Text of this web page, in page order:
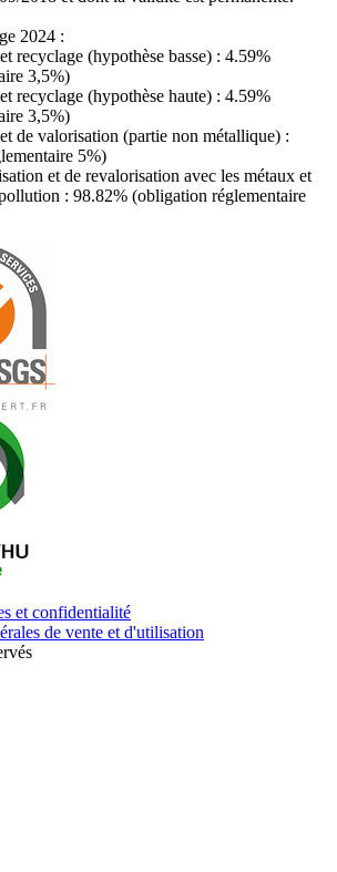
2024 :
recyclage (hypothèse basse) : 4.59%
3,5%)
recyclage (hypothèse haute) : 4.59%
3,5%)
de valorisation (partie non métallique) :
5%)
et de revalorisation avec les métaux et
: 98.82% (obligation réglementaire
et confidentialité
de vente et d'utilisation